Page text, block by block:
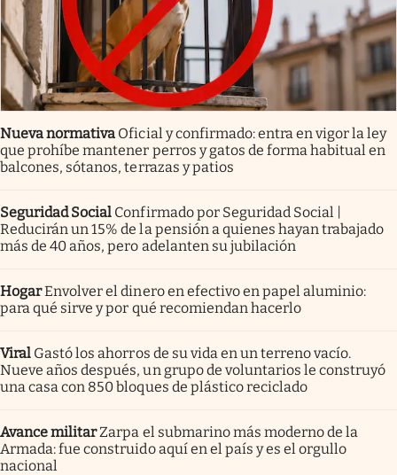
Nueva normativa Oficial y confirmado: entra en vigor la ley
que prohíbe mantener perros y gatos de forma habitual en
balcones, sótanos, terrazas y patios
Seguridad Social Confirmado por Seguridad Social |
Reducirán un 15% de la pensión a quienes hayan trabajado
más de 40 años, pero adelanten su jubilación
HogarEnvolver el dinero en efectivo en papel aluminio:
para qué sirve y por qué recomiendan hacerlo
Viral Gastó los ahorros de su vida en un terreno vacío.
Nueve años después, un grupo de voluntarios le construyó
una casa con 850 bloques de plástico reciclado
Avance militarZarpa el submarino más moderno de la
Armada: fue construido aquí en el país y es el orgullo
nacional